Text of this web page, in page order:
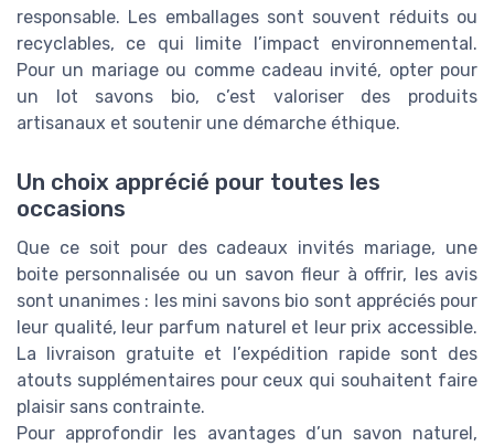
responsable. Les emballages sont souvent réduits ou
recyclables, ce qui limite l’impact environnemental.
Pour un mariage ou comme cadeau invité, opter pour
un lot savons bio, c’est valoriser des produits
artisanaux et soutenir une démarche éthique.
Un choix apprécié pour toutes les
occasions
Que ce soit pour des cadeaux invités mariage, une
boite personnalisée ou un savon fleur à offrir, les avis
sont unanimes : les mini savons bio sont appréciés pour
leur qualité, leur parfum naturel et leur prix accessible.
La livraison gratuite et l’expédition rapide sont des
atouts supplémentaires pour ceux qui souhaitent faire
plaisir sans contrainte.
Pour approfondir les avantages d’un savon naturel,